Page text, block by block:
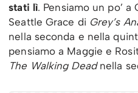
stati lì. Pensiamo un po’
Seattle Grace di Grey’s
nella seconda e nella
pensiamo a Maggie e
The Walking Deadnella